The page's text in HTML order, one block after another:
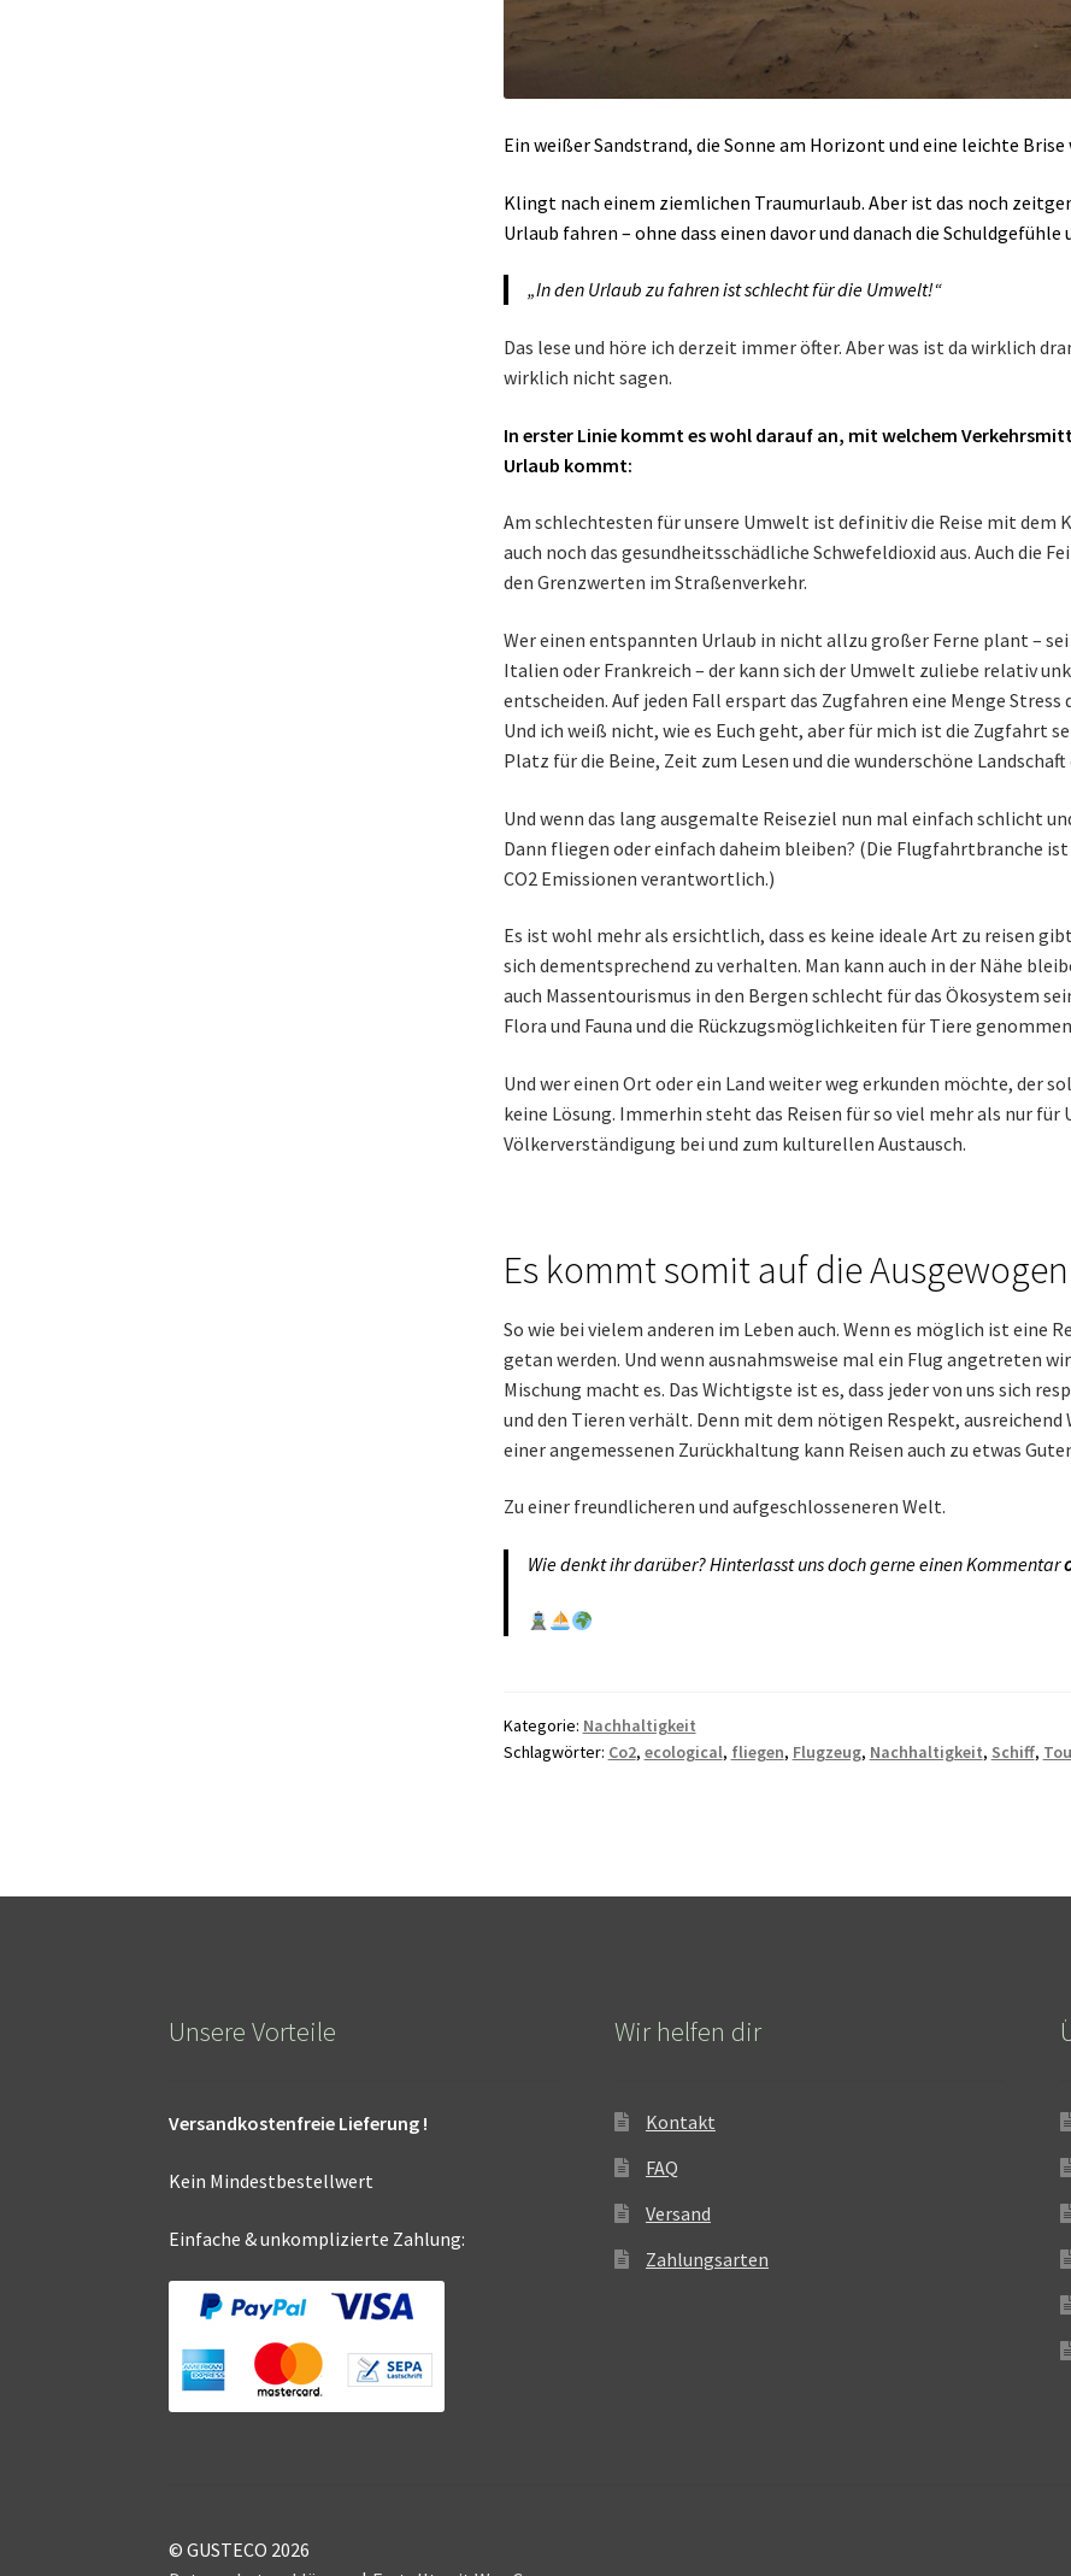
Ein weißer Sandstrand, die Sonne am Horizont und eine leichte
Klingt nach einem ziemlichen Traumurlaub. Aber ist das noch
Urlaub fahren – ohne dass einen davor und danach die Schuldgefühle
„In den Urlaub zu fahren ist schlecht für die Umwelt!“
Das lese und höre ich derzeit immer öfter. Aber was ist da wirklich
wirklich nicht sagen.
In erster Linie kommt es wohl darauf an, mit welchem
Urlaub kommt:
Am schlechtesten für unsere Umwelt ist definitiv die Reise mit dem
auch noch das gesundheitsschädliche Schwefeldioxid aus. Auch die
den Grenzwerten im Straßenverkehr.
Wer einen entspannten Urlaub in nicht allzu großer Ferne plant –
Italien oder Frankreich – der kann sich der Umwelt zuliebe relativ
entscheiden. Auf jeden Fall erspart das Zugfahren eine Menge
Und ich weiß nicht, wie es Euch geht, aber für mich ist die Zugfahrt
Platz für die Beine, Zeit zum Lesen und die wunderschöne
Und wenn das lang ausgemalte Reiseziel nun mal einfach schlicht
Dann fliegen oder einfach daheim bleiben? (Die Flugfahrtbranche
CO2 Emissionen verantwortlich.)
Es ist wohl mehr als ersichtlich, dass es keine ideale Art zu reisen
sich dementsprechend zu verhalten. Man kann auch in der Nähe
auch Massentourismus in den Bergen schlecht für das Ökosystem
Flora und Fauna und die Rückzugsmöglichkeiten für Tiere
Und wer einen Ort oder ein Land weiter weg erkunden möchte, der
keine Lösung. Immerhin steht das Reisen für so viel mehr als nur
Völkerverständigung bei und zum kulturellen Austausch.
Es kommt somit auf die
So wie bei vielem anderen im Leben auch. Wenn es möglich ist eine
getan werden. Und wenn ausnahmsweise mal ein Flug angetreten
Mischung macht es. Das Wichtigste ist es, dass jeder von uns sich
und den Tieren verhält. Denn mit dem nötigen Respekt, ausreichend
einer angemessenen Zurückhaltung kann Reisen auch zu etwas
Zu einer freundlicheren und aufgeschlosseneren Welt.
Wie denkt ihr darüber? Hinterlasst uns doch gerne einen Kommentar
Kategorie: Nachhaltigkeit
Schlagwörter: Co2, ecological, fliegen, Flugzeug, Nachhaltigkeit, Schiff,
Unsere Vorteile
Versandkostenfreie Lieferung !
Kein Mindestbestellwert
Einfache & unkomplizierte Zahlung:
Wir helfen dir
Kontakt
FAQ
Versand
Zahlungsarten
© GUSTECO 2026